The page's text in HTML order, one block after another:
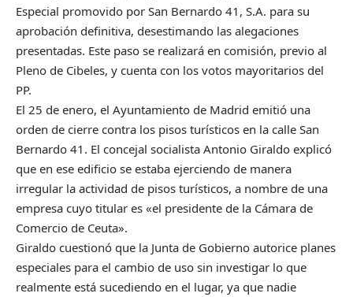
Especial promovido por San Bernardo 41, S.A. para su
aprobación definitiva, desestimando las alegaciones
presentadas. Este paso se realizará en comisión, previo al
Pleno de Cibeles, y cuenta con los votos mayoritarios del
PP.
El 25 de enero, el Ayuntamiento de Madrid emitió una
orden de cierre contra los pisos turísticos en la calle San
Bernardo 41. El concejal socialista Antonio Giraldo explicó
que en ese edificio se estaba ejerciendo de manera
irregular la actividad de pisos turísticos, a nombre de una
empresa cuyo titular es «el presidente de la Cámara de
Comercio de Ceuta».
Giraldo cuestionó que la Junta de Gobierno autorice planes
especiales para el cambio de uso sin investigar lo que
realmente está sucediendo en el lugar, ya que nadie